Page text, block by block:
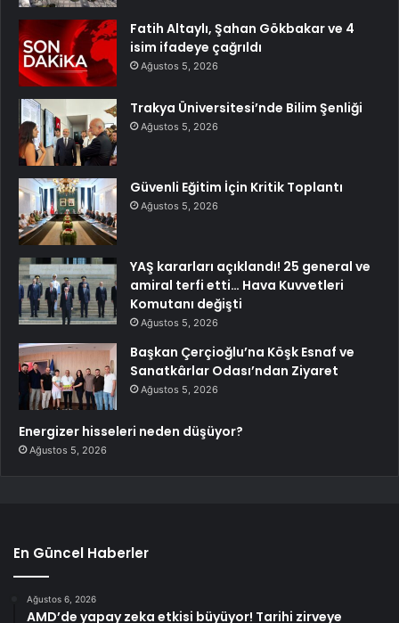
Fatih Altaylı, Şahan Gökbakar ve 4
isim ifadeye çağrıldı
Ağustos 5, 2026
Trakya Üniversitesi’nde Bilim Şenliği
Ağustos 5, 2026
Güvenli Eğitim İçin Kritik Toplantı
Ağustos 5, 2026
YAŞ kararları açıklandı! 25 general ve
amiral terfi etti… Hava Kuvvetleri
Komutanı değişti
Ağustos 5, 2026
Başkan Çerçioğlu’na Köşk Esnaf ve
Sanatkârlar Odası’ndan Ziyaret
Ağustos 5, 2026
Energizer hisseleri neden düşüyor?
Ağustos 5, 2026
En Güncel Haberler
Ağustos 6, 2026
AMD’de yapay zeka etkisi büyüyor! Tarihi zirveye